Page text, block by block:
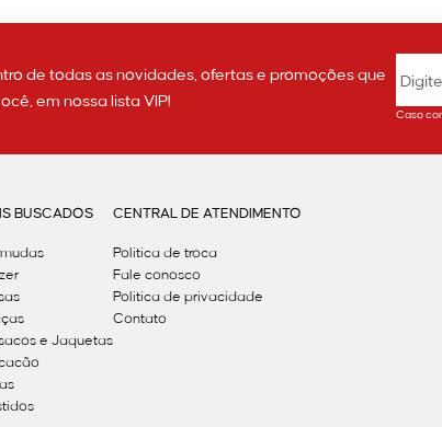
de todas as novidades, ofertas e promoções que
em nossa lista VIP!
Caso
BUSCADOS
e Jaquetas
CENTRAL DE ATENDIMENTO
Política de troca
Fale conosco
Politica de privacidade
Contato